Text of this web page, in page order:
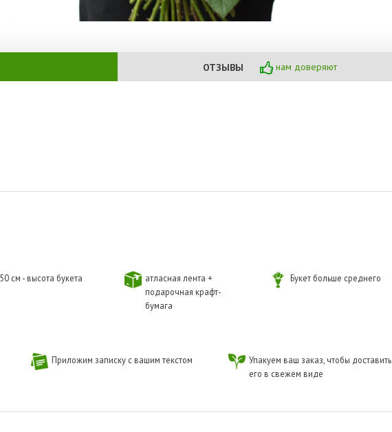
ОТЗЫВЫ нам доверяют
50 см - высота букета
атласная лента +
подарочная крафт-
бумага
Букет больше среднего
Приложим записку с вашим текстом
Упакуем ваш заказ, чтобы доставить
его в свежем виде